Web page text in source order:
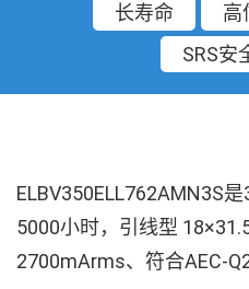
长寿命 高
SRS安
ELBV350ELL762AMN3S
5000小时，引线型
2700mArms、符合AEC-